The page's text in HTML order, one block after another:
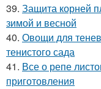
39. Защита корней
зимой и весной
40. Овощи для
тенистого сада
41. Все о репе
приготовления